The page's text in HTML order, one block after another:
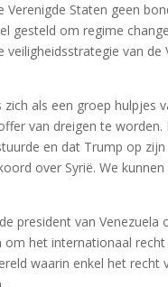
Staten geen
gesteld om regime
van de
als een groep
van dreigen te worden.
en dat Trump op
over Syrië. We
president van
het internationaal
waarin enkel het recht